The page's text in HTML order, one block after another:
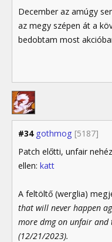
December az amúgy
az megy szépen át a
bedobtam most
#34 gothmog [5187]
Patch előtti, unfair
ellen: katt
A feltöltő (werglia)
that will never happen
more dmg on unfair
(12/21/2023).